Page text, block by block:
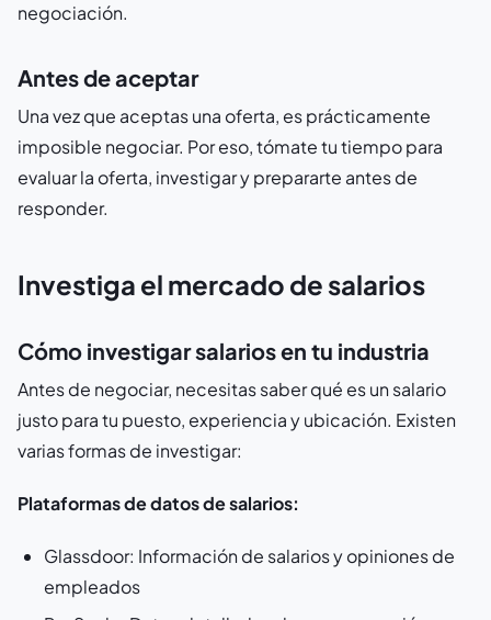
negociación.
Antes de aceptar
Una vez que aceptas una oferta, es prácticamente
imposible negociar. Por eso, tómate tu tiempo para
evaluar la oferta, investigar y prepararte antes de
responder.
Investiga el mercado de salarios
Cómo investigar salarios en tu industria
Antes de negociar, necesitas saber qué es un salario
justo para tu puesto, experiencia y ubicación. Existen
varias formas de investigar:
Plataformas de datos de salarios:
Glassdoor: Información de salarios y opiniones de
empleados